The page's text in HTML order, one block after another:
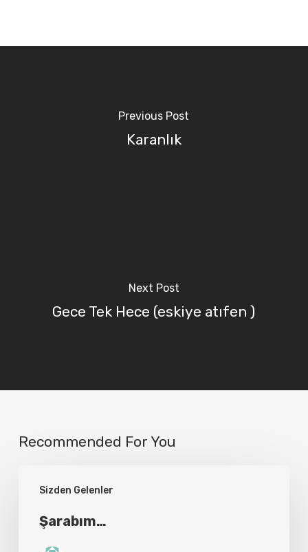
Previous Post
Karanlık
Next Post
Gece Tek Hece (eskiye atıfen )
Recommended For You
Sizden Gelenler
Şarabım…